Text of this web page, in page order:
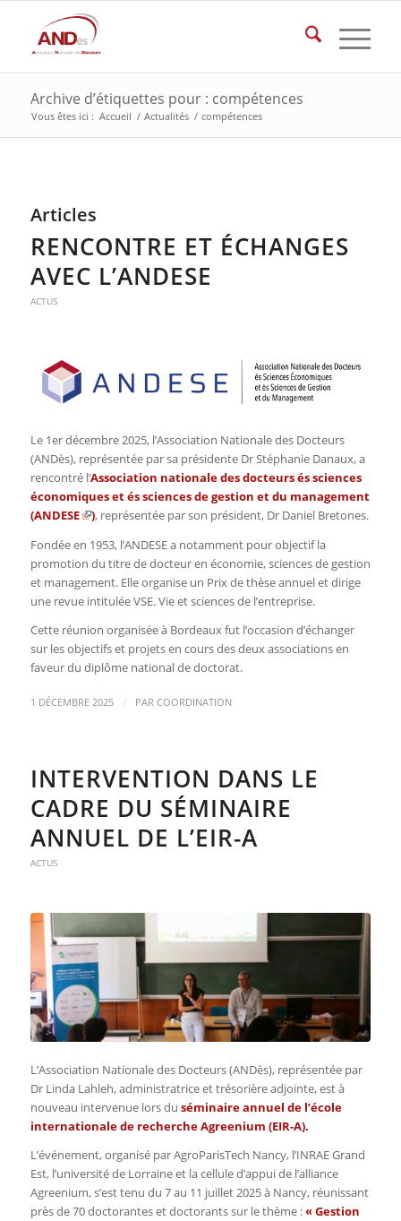
Archive d’étiquettes pour : compétences
Vous êtes ici : Accueil / Actualités / compétences
Articles
RENCONTRE ET ÉCHANGES
AVEC L’ANDESE
ACTUS
Le 1er décembre 2025, l’Association Nationale des Docteurs
(ANDès), représentée par sa présidente Dr Stéphanie Danaux, a
rencontré l’Association nationale des docteurs és sciences
économiques et és sciences de gestion et du management
(ANDESE ), représentée par son président, Dr Daniel Bretones.
Fondée en 1953, l’ANDESE a notamment pour objectif la
promotion du titre de docteur en économie, sciences de gestion
et management. Elle organise un Prix de thèse annuel et dirige
une revue intituléeVSE. Vie et sciences de l’entreprise.
Cette réunion organisée à Bordeaux fut l’occasion d’échanger
sur les objectifs et projets en cours des deux associations en
faveur du diplôme national de doctorat.
1 DÉCEMBRE 2025 / PAR COORDINATION
INTERVENTION DANS LE
CADRE DU SÉMINAIRE
ANNUEL DE L’EIR-A
ACTUS
L’Association Nationale des Docteurs (ANDès), représentée par
Dr Linda Lahleh, administratrice et trésorière adjointe, est à
nouveau intervenue lors du séminaire annuel de l’école
internationale de recherche Agreenium (EIR-A).
L’événement, organisé par AgroParisTech Nancy, l’INRAE Grand
Est, l’université de Lorraine et la cellule d’appui de l’alliance
Agreenium, s’est tenu du 7 au 11 juillet 2025 à Nancy, réunissant
près de 70 doctorantes et doctorants sur le thème :« Gestion